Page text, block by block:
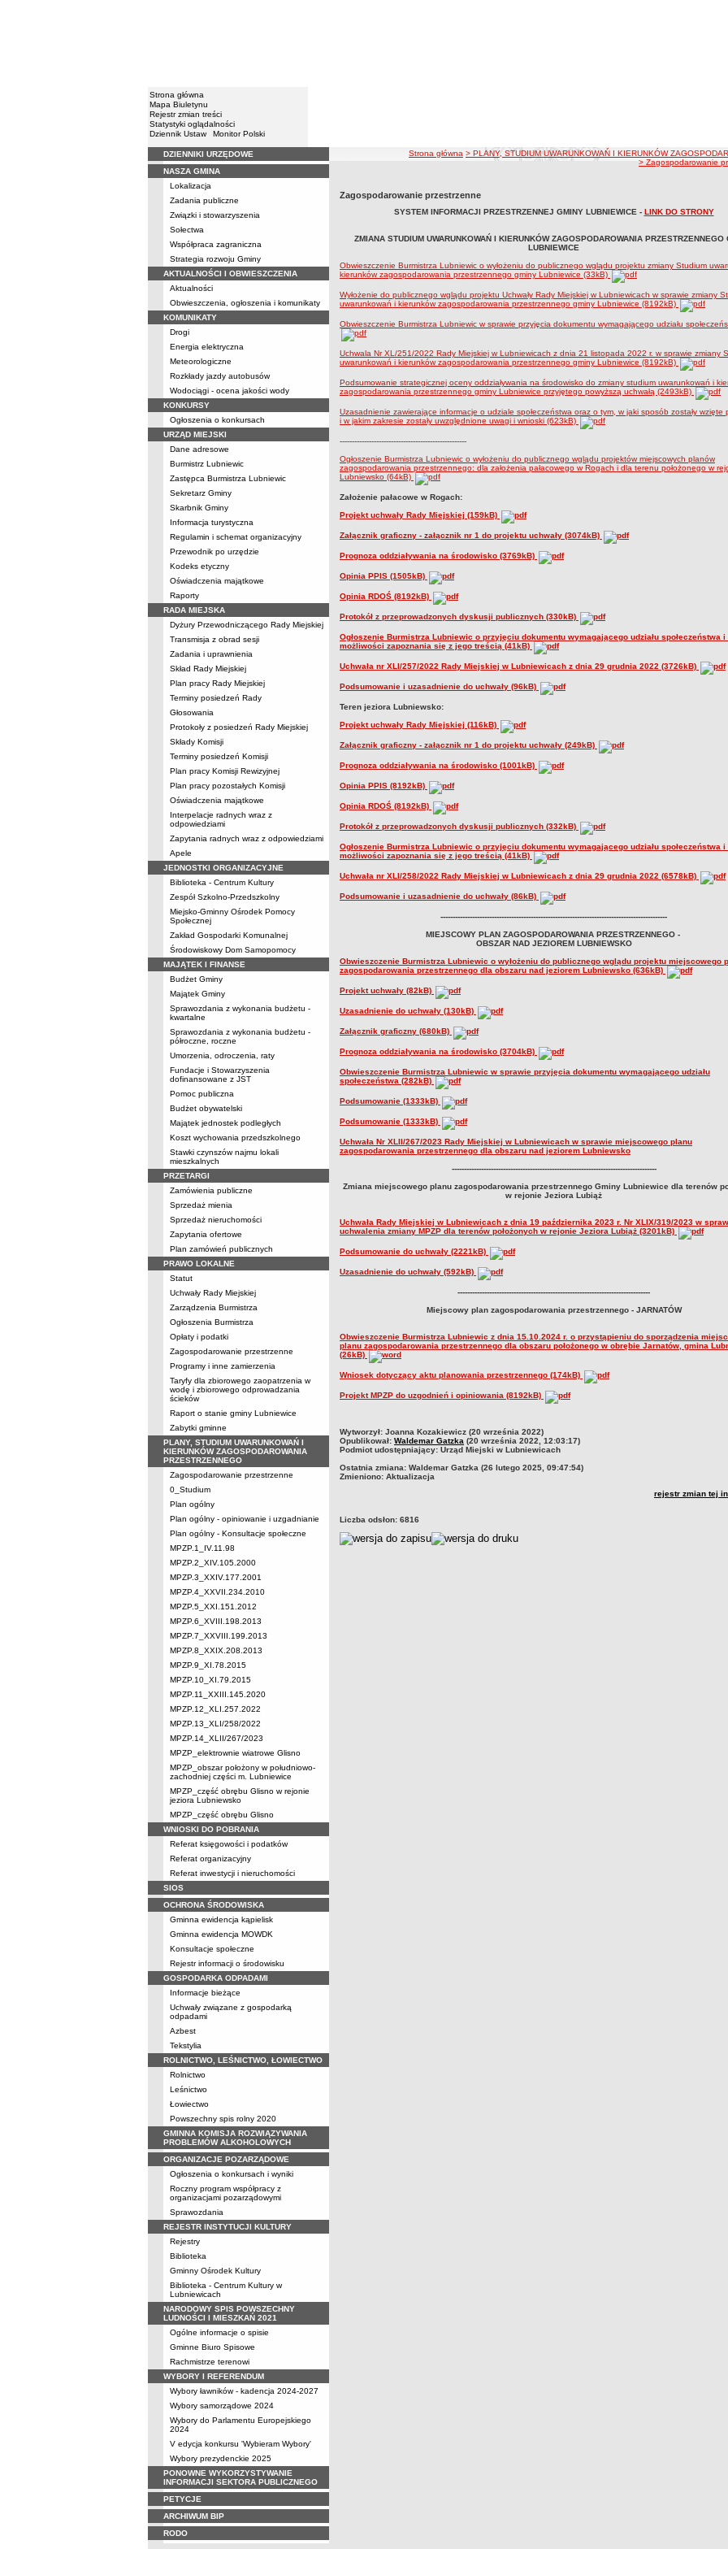
Strona główna
Mapa Biuletynu
Rejestr zmian treści
Statystyki oglądalności
Dziennik Ustaw
Monitor Polski
Menu
DZIENNIKI URZĘDOWE
NASZA GMINA
Lokalizacja
Zadania publiczne
Związki i stowarzyszenia
Sołectwa
Współpraca zagraniczna
Strategia rozwoju Gminy
AKTUALNOŚCI I OBWIESZCZENIA
Aktualności
Obwieszczenia, ogłoszenia i komunikaty
KOMUNIKATY
Drogi
Energia elektryczna
Meteorologiczne
Rozkłady jazdy autobusów
Wodociągi - ocena jakości wody
KONKURSY
Ogłoszenia o konkursach
URZĄD MIEJSKI
Dane adresowe
Burmistrz Lubniewic
Zastępca Burmistrza Lubniewic
Sekretarz Gminy
Skarbnik Gminy
Informacja turystyczna
Regulamin i schemat organizacyjny
Przewodnik po urzędzie
Kodeks etyczny
Oświadczenia majątkowe
Raporty
RADA MIEJSKA
Dyżury Przewodniczącego Rady Miejskiej
Transmisja z obrad sesji
Zadania i uprawnienia
Skład Rady Miejskiej
Plan pracy Rady Miejskiej
Terminy posiedzeń Rady
Głosowania
Protokoły z posiedzeń Rady Miejskiej
Składy Komisji
Terminy posiedzeń Komisji
Plan pracy Komisji Rewizyjnej
Plan pracy pozostałych Komisji
Oświadczenia majątkowe
Interpelacje radnych wraz z
odpowiedziami
Zapytania radnych wraz z odpowiedziami
Apele
JEDNOSTKI ORGANIZACYJNE
Biblioteka - Centrum Kultury
Zespół Szkolno-Przedszkolny
Miejsko-Gminny Ośrodek Pomocy
Społecznej
Zakład Gospodarki Komunalnej
Środowiskowy Dom Samopomocy
MAJĄTEK I FINANSE
Budżet Gminy
Majątek Gminy
Sprawozdania z wykonania budżetu -
kwartalne
Sprawozdania z wykonania budżetu -
półroczne, roczne
Umorzenia, odroczenia, raty
Fundacje i Stowarzyszenia
dofinansowane z JST
Pomoc publiczna
Budżet obywatelski
Majątek jednostek podległych
Koszt wychowania przedszkolnego
Stawki czynszów najmu lokali
mieszkalnych
PRZETARGI
Zamówienia publiczne
Sprzedaż mienia
Sprzedaż nieruchomości
Zapytania ofertowe
Plan zamówień publicznych
PRAWO LOKALNE
Statut
Uchwały Rady Miejskiej
Zarządzenia Burmistrza
Ogłoszenia Burmistrza
Opłaty i podatki
Zagospodarowanie przestrzenne
Programy i inne zamierzenia
Taryfy dla zbiorowego zaopatrzenia w
wodę i zbiorowego odprowadzania
ścieków
Raport o stanie gminy Lubniewice
Zabytki gminne
PLANY, STUDIUM UWARUNKOWAŃ I
KIERUNKÓW ZAGOSPODAROWANIA
PRZESTRZENNEGO
Zagospodarowanie przestrzenne
0_Studium
Plan ogólny
Plan ogólny - opiniowanie i uzgadnianie
Plan ogólny - Konsultacje społeczne
MPZP.1_IV.11.98
MPZP.2_XIV.105.2000
MPZP.3_XXIV.177.2001
MPZP.4_XXVII.234.2010
MPZP.5_XXI.151.2012
MPZP.6_XVIII.198.2013
MPZP.7_XXVIII.199.2013
MPZP.8_XXIX.208.2013
MPZP.9_XI.78.2015
MPZP.10_XI.79.2015
MPZP.11_XXIII.145.2020
MPZP.12_XLI.257.2022
MPZP.13_XLI/258/2022
MPZP.14_XLII/267/2023
MPZP_elektrownie wiatrowe Glisno
MPZP_obszar położony w południowo-
zachodniej części m. Lubniewice
MPZP_część obrębu Glisno w rejonie
jeziora Lubniewsko
MPZP_część obrębu Glisno
WNIOSKI DO POBRANIA
Referat księgowości i podatków
Referat organizacyjny
Referat inwestycji i nieruchomości
SIOS
OCHRONA ŚRODOWISKA
Gminna ewidencja kąpielisk
Gminna ewidencja MOWDK
Konsultacje społeczne
Rejestr informacji o środowisku
GOSPODARKA ODPADAMI
Informacje bieżące
Uchwały związane z gospodarką
odpadami
Azbest
Tekstylia
ROLNICTWO, LEŚNICTWO, ŁOWIECTWO
Rolnictwo
Leśnictwo
Łowiectwo
Powszechny spis rolny 2020
GMINNA KOMISJA ROZWIĄZYWANIA
PROBLEMÓW ALKOHOLOWYCH
ORGANIZACJE POZARZĄDOWE
Ogłoszenia o konkursach i wyniki
Roczny program współpracy z
organizacjami pozarządowymi
Sprawozdania
REJESTR INSTYTUCJI KULTURY
Rejestry
Biblioteka
Gminny Ośrodek Kultury
Biblioteka - Centrum Kultury w
Lubniewicach
NARODOWY SPIS POWSZECHNY
LUDNOŚCI I MIESZKAŃ 2021
Ogólne informacje o spisie
Gminne Biuro Spisowe
Rachmistrze terenowi
WYBORY I REFERENDUM
Wybory ławników - kadencja 2024-2027
Wybory samorządowe 2024
Wybory do Parlamentu Europejskiego
2024
V edycja konkursu 'Wybieram Wybory'
Wybory prezydenckie 2025
PONOWNE WYKORZYSTYWANIE
INFORMACJI SEKTORA PUBLICZNEGO
PETYCJE
ARCHIWUM BIP
RODO
ścieżka nawigacji
Strona główna > PLANY, STUDIUM UWARUNKOWAŃ I KIERUNKÓW
> Zagospodarowanie
Zagospodarowanie przestrzenne
SYSTEM INFORMACJI PRZESTRZENNEJ GMINY LUBNIEWICE - LINK DO STRONY
ZMIANA STUDIUM UWARUNKOWAŃ I KIERUNKÓW ZAGOSPODAROWANIA PRZESTRZENNEGO
LUBNIEWICE
Obwieszczenie Burmistrza Lubniewic o wyłożeniu do publicznego wglądu projektu zmiany Studium
kierunków zagospodarowania przestrzennego gminy Lubniewice (33kB)
Wyłożenie do publicznego wglądu projektu Uchwały Rady Miejskiej w Lubniewicach w sprawie zmiany
uwarunkowań i kierunków zagospodarowania przestrzennego gminy Lubniewice (8192kB)
Obwieszczenie Burmistrza Lubniewic w sprawie przyjęcia dokumentu wymagającego udziału
Uchwala Nr XL/251/2022 Rady Miejskiej w Lubniewicach z dnia 21 listopada 2022 r. w sprawie zmiany
uwarunkowań i kierunków zagospodarowania przestrzennego gminy Lubniewice (8192kB)
Podsumowanie strategicznej oceny oddziaływania na środowisko do zmiany studium uwarunkowań i
zagospodarowania przestrzennego gminy Lubniewice przyjętego powyższą uchwałą (2493kB)
Uzasadnienie zawierające informacje o udziale społeczeństwa oraz o tym, w jaki sposób zostały wzięte
i w jakim zakresie zostały uwzględnione uwagi i wnioski (623kB)
----------------------------------------------------
Ogłoszenie Burmistrza Lubniewic o wyłożeniu do publicznego wglądu projektów miejscowych planów
zagospodarowania przestrzennego: dla założenia pałacowego w Rogach i dla terenu położonego w
Lubniewsko (64kB)
Założenie pałacowe w Rogach:
Projekt uchwały Rady Miejskiej (159kB)
Załącznik graficzny - załącznik nr 1 do projektu uchwały (3074kB)
Prognoza oddziaływania na środowisko (3769kB)
Opinia PPIS (1505kB)
Opinia RDOŚ (8192kB)
Protokół z przeprowadzonych dyskusji publicznych (330kB)
Ogłoszenie Burmistrza Lubniewic o przyjęciu dokumentu wymagającego udziału społeczeństwa i
możliwości zapoznania się z jego treścią (41kB)
Uchwała nr XLI/257/2022 Rady Miejskiej w Lubniewicach z dnia 29 grudnia 2022 (3726kB)
Podsumowanie i uzasadnienie do uchwały (96kB)
Teren jeziora Lubniewsko:
Projekt uchwały Rady Miejskiej (116kB)
Załącznik graficzny - załącznik nr 1 do projektu uchwały (249kB)
Prognoza oddziaływania na środowisko (1001kB)
Opinia PPIS (8192kB)
Opinia RDOŚ (8192kB)
Protokół z przeprowadzonych dyskusji publicznych (332kB)
Ogłoszenie Burmistrza Lubniewic o przyjęciu dokumentu wymagającego udziału społeczeństwa i
możliwości zapoznania się z jego treścią (41kB)
Uchwała nr XLI/258/2022 Rady Miejskiej w Lubniewicach z dnia 29 grudnia 2022 (6578kB)
Podsumowanie i uzasadnienie do uchwały (86kB)
---------------------------------------------------------------------------------------------
MIEJSCOWY PLAN ZAGOSPODAROWANIA PRZESTRZENNEGO -
OBSZAR NAD JEZIOREM LUBNIEWSKO
Obwieszczenie Burmistrza Lubniewic o wyłożeniu do publicznego wglądu projektu miejscowego
zagospodarowania przestrzennego dla obszaru nad jeziorem Lubniewsko (636kB)
Projekt uchwały (82kB)
Uzasadnienie do uchwały (130kB)
Załącznik graficzny (680kB)
Prognoza oddziaływania na środowisko (3704kB)
Obwieszczenie Burmistrza Lubniewic w sprawie przyjęcia dokumentu wymagającego udziału
społeczeństwa (282kB)
Podsumowanie (1333kB)
Podsumowanie (1333kB)
Uchwała Nr XLII/267/2023 Rady Miejskiej w Lubniewicach w sprawie miejscowego planu
zagospodarowania przestrzennego dla obszaru nad jeziorem Lubniewsko
------------------------------------------------------------------------------------
Zmiana miejscowego planu zagospodarowania przestrzennego Gminy Lubniewice dla terenów
w rejonie Jeziora Lubiąż
Uchwała Rady Miejskiej w Lubniewicach z dnia 19 października 2023 r. Nr XLIX/319/2023 w
uchwalenia zmiany MPZP dla terenów położonych w rejonie Jeziora Lubiąż (3201kB)
Podsumowanie do uchwały (2221kB)
Uzasadnienie do uchwały (592kB)
-------------------------------------------------------------------------------
Miejscowy plan zagospodarowania przestrzennego - JARNATÓW
Obwieszczenie Burmistrza Lubniewic z dnia 15.10.2024 r. o przystąpieniu do sporządzenia
planu zagospodarowania przestrzennego dla obszaru położonego w obrębie Jarnatów, gmina
(26kB)
Wniosek dotyczący aktu planowania przestrzennego (174kB)
Projekt MPZP do uzgodnień i opiniowania (8192kB)
metryczka
Wytworzył: Joanna Kozakiewicz (20 września 2022)
Opublikował: Waldemar Gatzka (20 września 2022, 12:03:17)
Podmiot udostępniający: Urząd Miejski w Lubniewicach
Ostatnia zmiana: Waldemar Gatzka (26 lutego 2025, 09:47:54)
Zmieniono: Aktualizacja
rejestr zmian tej
Liczba odsłon: 6816